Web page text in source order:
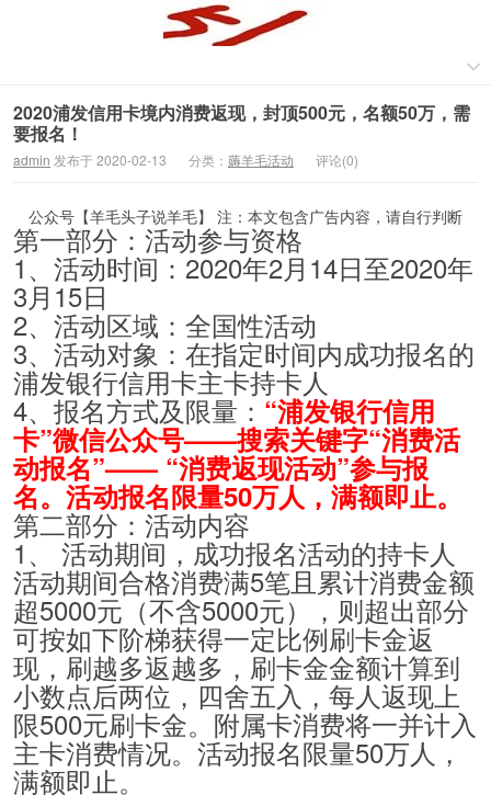
2020浦发信用卡境内消费返现，封顶500元，名额50万，需
要报名！
admin 发布于 2020-02-13 分类： 薅羊毛活动 评论(0)
公众号【羊毛头子说羊毛】 注：本文包含广告内容，请自行判断
第一部分：活动参与资格
1、活动时间：2020年2月14日至2020年
3月15日
2、活动区域：全国性活动
3、活动对象：在指定时间内成功报名的
浦发银行信用卡主卡持卡人
4、报名方式及限量： “浦发银行信用
卡”微信公众号——搜索关键字“消费活
动报名”—— “消费返现活动”参与报
名。活动报名限量50万人，满额即止。
第二部分：活动内容
1、 活动期间，成功报名活动的持卡人
活动期间合格消费满5笔且累计消费金额
超5000元（不含5000元），则超出部分
可按如下阶梯获得一定比例刷卡金返
现，刷越多返越多，刷卡金金额计算到
小数点后两位，四舍五入，每人返现上
限500元刷卡金。附属卡消费将一并计入
主卡消费情况。活动报名限量50万人，
满额即止。